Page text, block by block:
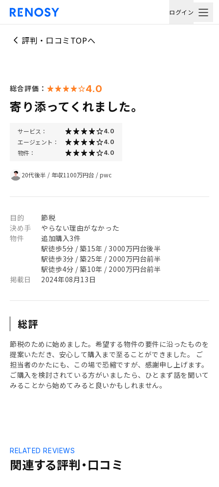
ログイン
評判・口コミTOPへ
総合評価： 4.0
寄り添ってくれました。
サービス： 4.0
エージェント： 4.0
物件： 4.0
20代後半 / 年収1100万円台 /pwc
目的
節税
決め手
やらない理由がなかった
物件
追加購入3件
駅徒歩5分 / 築15年 / 3000万円台後半
駅徒歩3分 / 築25年 / 2000万円台前半
駅徒歩4分 / 築10年 / 2000万円台前半
掲載日
2024年08月13日
総評
節税のために始めました。希望する物件の要件に沿ったものを
提案いただき、安心して購入まで至ることができました。 ご
担当者のかたにも、この場で恐縮ですが、感謝申し上げます。
ご購入を検討されている方がいましたら、ひとまず話を聞いて
みることから始めてみると良いかもしれません。
関連する評判・口コミ
RELATED REVIEWS